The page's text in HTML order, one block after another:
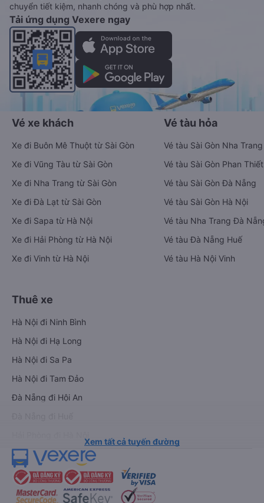
chuyển tiết kiệm, nhanh chóng và phù hợp nhất.
Tải ứng dụng Vexere ngay
Vé xe khách
Xe đi Buôn Mê Thuột từ Sài Gòn
Xe đi Vũng Tàu từ Sài Gòn
Xe đi Nha Trang từ Sài Gòn
Xe đi Đà Lạt từ Sài Gòn
Xe đi Sapa từ Hà Nội
Xe đi Hải Phòng từ Hà Nội
Xe đi Vinh từ Hà Nội
Vé tàu hỏa
Vé tàu Sài Gòn Nha Trang
Vé tàu Sài Gòn Phan Thiết
Vé tàu Sài Gòn Đà Nẵng
Vé tàu Sài Gòn Hà Nội
Vé tàu Nha Trang Đà
Vé tàu Đà Nẵng Huế
Vé tàu Hà Nội Vinh
Thuê xe
Hà Nội đi Ninh Bình
Hà Nội đi Hạ Long
Hà Nội đi Sa Pa
Hà Nội đi Tam Đảo
Đà Nẵng đi Hội An
Xem tất cả tuyến đường